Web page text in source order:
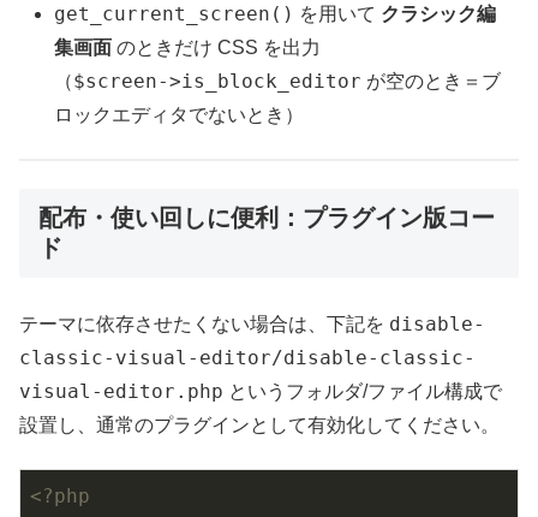
get_current_screen() を用いて クラシック編
集画面 のときだけ CSS を出力
（$screen->is_block_editor が空のとき＝ブ
ロックエディタでないとき）
配布・使い回しに便利：プラグイン版コー
ド
テーマに依存させたくない場合は、下記を disable-
classic-visual-editor/disable-classic-
visual-editor.php というフォルダ/ファイル構成で
設置し、通常のプラグインとして有効化してください。
<?php